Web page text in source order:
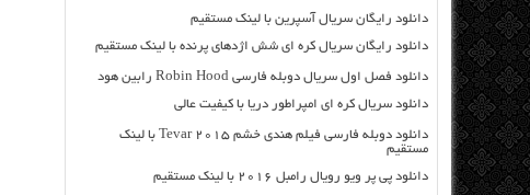
دانلود رایگان سریال آسپرین با لینک مستقیم
دانلود رایگان سریال کره ای شش اژدهای پرنده با لینک مستقیم
دانلود فصل اول سریال دوبله فارسی Robin Hood رابین هود
دانلود سریال کره ای امپراطور دریا با کیفیت عالی
دانلود دوبله فارسی فیلم هندی خشم Tevar ۲۰۱۵ با لینک
مستقیم
دانلود پی پر ویو رویال رامبل ۲۰۱۶ با لینک مستقیم